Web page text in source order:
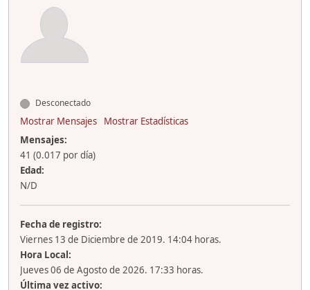
Desconectado
Mostrar Mensajes
Mostrar Estadísticas
Mensajes:
41 (0.017 por día)
Edad:
N/D
Fecha de registro:
Viernes 13 de Diciembre de 2019. 14:04 horas.
Hora Local:
Jueves 06 de Agosto de 2026. 17:33 horas.
Última vez activo: